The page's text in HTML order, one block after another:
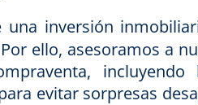
una inversión
ello, asesoramos a
evitar sorpresas